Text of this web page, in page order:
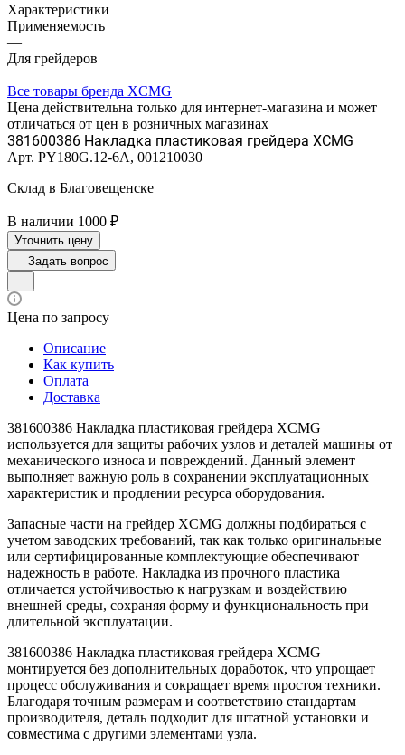
Характеристики
Применяемость
—
Для грейдеров
Все товары бренда XCMG
Цена действительна только для интернет-магазина и может
отличаться от цен в розничных магазинах
381600386 Накладка пластиковая грейдера XCMG
Арт. PY180G.12-6A, 001210030
Склад в Благовещенске
В наличии 1000 ₽
Уточнить цену
Задать вопрос
Цена по запросу
Описание
Как купить
Оплата
Доставка
381600386 Накладка пластиковая грейдера XCMG
используется для защиты рабочих узлов и деталей машины от
механического износа и повреждений. Данный элемент
выполняет важную роль в сохранении эксплуатационных
характеристик и продлении ресурса оборудования.
Запасные части на грейдер XCMG должны подбираться с
учетом заводских требований, так как только оригинальные
или сертифицированные комплектующие обеспечивают
надежность в работе. Накладка из прочного пластика
отличается устойчивостью к нагрузкам и воздействию
внешней среды, сохраняя форму и функциональность при
длительной эксплуатации.
381600386 Накладка пластиковая грейдера XCMG
монтируется без дополнительных доработок, что упрощает
процесс обслуживания и сокращает время простоя техники.
Благодаря точным размерам и соответствию стандартам
производителя, деталь подходит для штатной установки и
совместима с другими элементами узла.